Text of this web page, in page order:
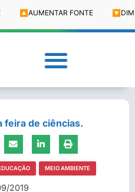
🔼 AUMENTAR FONTE 🔽
feira de ciências.
MEIO AMBIENTE
2019